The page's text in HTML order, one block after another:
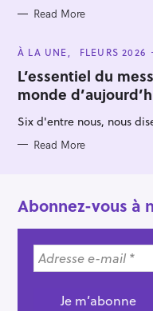
Read More
C
T
E
G
O
I
S
À LA UNE FLEURS 2026
L’essentiel du
monde
Six d'entre nous, nous
Read More
Abonnez-vous à